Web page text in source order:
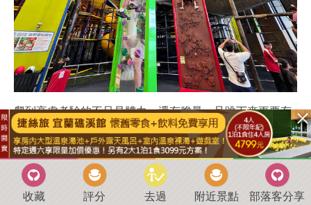
爬到高處考驗的不只是體力，還有膽量，且跳下來更要有
勇氣。
收藏 評分 去過 附近景點 部落客分享